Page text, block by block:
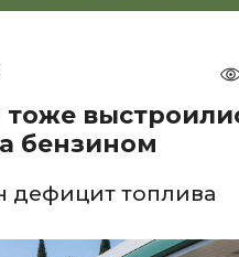
тоже
бензином
дефицит топлива